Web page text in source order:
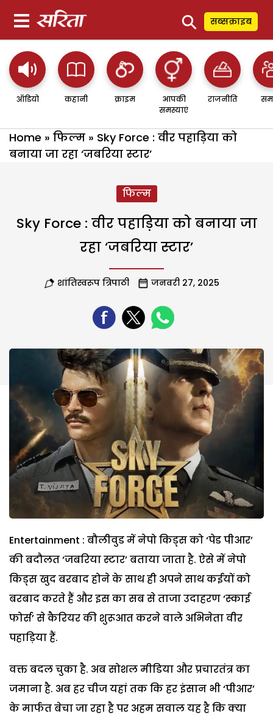
⚲ सब्सक्राइब
ऑडियो कहानी क्राइम
आपकी
समस्याएं
राजनीति
Home » फिल्म » Sky Force : वीर पहाड़िया को
बनाया जा रहा ‘जबरिया स्टार’
फिल्म
Sky Force : वीर पहाड़िया को बनाया जा
रहा ‘जबरिया स्टार’
शांतिस्वरूप त्रिपाठी जनवरी 27, 2025
Entertainment : बौलीवुड में नेपो किड्स को ‘पेड पीआर’
की बदौलत ‘जबरिया स्टार’ बताया जाता है. ऐसे में नेपो
किड्स खुद बरबाद होने के साथ ही अपने साथ कईयों को
बरबाद करते हैं और इस का सब से ताजा उदाहरण ‘स्काई
फोर्स’ से कैरियर की शुरूआत करने वाले अभिनेता वीर
पहाड़िया हैं.
वक्त बदल चुका है. अब सोशल मीडिया और प्रचारतंत्र का
जमाना है. अब हर चीज यहां तक कि हर इंसान भी ‘पीआर’
के मार्फत बेचा जा रहा है पर अहम सवाल यह है कि क्या